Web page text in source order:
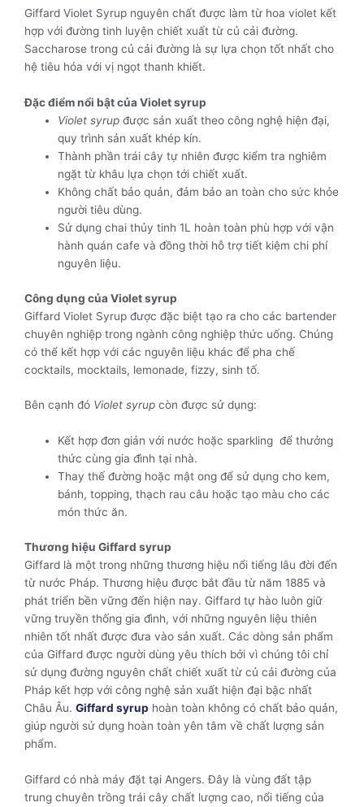
số
lượng
Giffard Violet Syrup nguyên chất được làm từ hoa violet kết
hợp với đường tinh luyện chiết xuất từ củ cải đường.
Saccharose trong củ cải đường là sự lựa chọn tốt nhất cho
hệ tiêu hóa với vị ngọt thanh khiết.
Đặc điểm nổi bật của Violet syrup
Violet syrup được sản xuất theo công nghệ hiện đại,
quy trình sản xuất khép kín.
Thành phần trái cây tự nhiên được kiểm tra nghiêm
ngặt từ khâu lựa chọn tới chiết xuất.
Không chất bảo quản, đảm bảo an toàn cho sức khỏe
người tiêu dùng.
Sử dụng chai thủy tinh 1L hoàn toàn phù hợp với vận
hành quán cafe và đồng thời hỗ trợ tiết kiệm chi phí
nguyên liệu.
Công dụng của Violet syrup
Giffard Violet Syrup được đặc biệt tạo ra cho các bartender
chuyên nghiệp trong ngành công nghiệp thức uống. Chúng
có thể kết hợp với các nguyên liệu khác để pha chế
cocktails, mocktails, lemonade, fizzy, sinh tố.
Bên cạnh đó Violet syrup còn được sử dụng:
Kết hợp đơn giản với nước hoặc sparkling để thưởng
thức cùng gia đình tại nhà.
Thay thế đường hoặc mật ong để sử dụng cho kem,
bánh, topping, thạch rau câu hoặc tạo màu cho các
món thức ăn.
Thương hiệu Giffard syrup
Giffard là một trong những thương hiệu nổi tiếng lâu đời đến
từ nước Pháp. Thương hiệu được bắt đầu từ năm 1885 và
phát triển bền vững đến hiện nay. Giffard tự hào luôn giữ
vững truyền thống gia đình, với những nguyên liệu thiên
nhiên tốt nhất được đưa vào sản xuất. Các dòng sản phẩm
của Giffard được người dùng yêu thích bởi vì chúng tôi chỉ
sử dụng đường nguyên chất chiết xuất từ củ cải đường của
Pháp kết hợp với công nghệ sản xuất hiện đại bậc nhất
Châu Âu. Giffard syrup hoàn toàn không có chất bảo quản,
giúp người sử dụng hoàn toàn yên tâm về chất lượng sản
phẩm.
Giffard có nhà máy đặt tại Angers. Đây là vùng đất tập
trung chuyên trồng trái cây chất lượng cao, nổi tiếng của